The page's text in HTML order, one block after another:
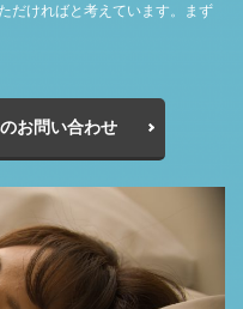
だければと考えています。まず
お問い合わせ